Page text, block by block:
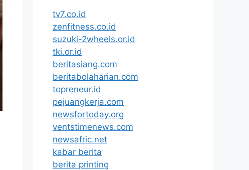
tv7.co.id
zenfitness.co.id
suzuki-2wheels.or.id
tki.or.id
beritasiang.com
beritabolaharian.com
topreneur.id
pejuangkerja.com
newsfortoday.org
ventstimenews.com
newsafric.net
kabar berita
berita printing